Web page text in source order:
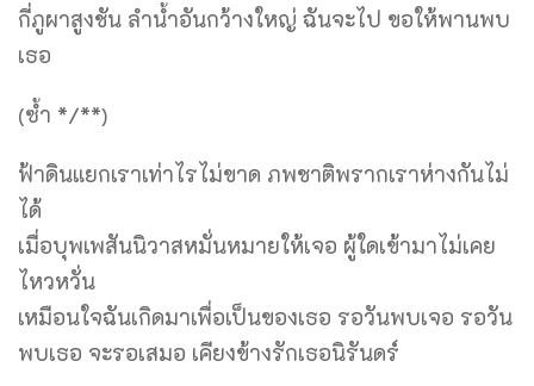
กี่ภูผาสูงชัน ลำน้ำอันกว้างใหญ่ ฉันจะไป ขอให้พานพบ
เธอ
(ซ้ำ */**)
ฟ้าดินแยกเราเท่าไรไม่ขาด ภพชาติพรากเราห่างกันไม่
ได้
เมื่อบุพเพสันนิวาสหมั่นหมายให้เจอ ผู้ใดเข้ามาไม่เคย
ไหวหวั่น
เหมือนใจฉันเกิดมาเพื่อเป็นของเธอ รอวันพบเจอ รอวัน
พบเธอ จะรอเสมอ เคียงข้างรักเธอนิรันดร์